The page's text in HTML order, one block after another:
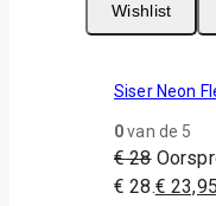
Wishlist
Siser Neon
0van de 5
€28
€ 28.€ 23,95